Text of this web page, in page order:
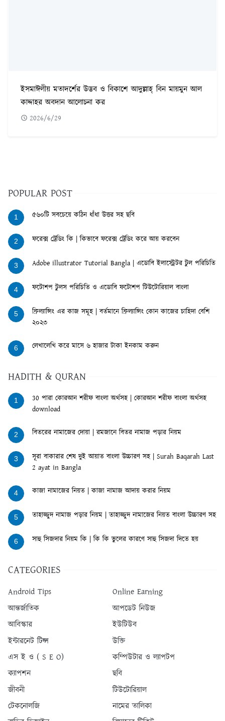
ইসমাঈলীয় মতাদর্শের উদ্ভব ও বিকাশে আদুল্লাহ্ বিন মায়মুন আল
কাদ্দাহর অবদান আলোচনা কর
2026/6/29
POPULAR POST
1 ৫৬০টি সবচেয়ে কঠিন ধাঁধা উত্তর সহ ছবি
2 ফরেক্স ট্রেডিং কি | কিভাবে ফরেক্স ট্রেডিং করে আয় করবেন
3 Adobe illustrator Tutorial Bangla | এডোবি ইলাস্ট্রেটর টুল পরিচিতি
4 ফটোশপ টুলস পরিচিতি ও এডোবি ফটোশপ টিউটোরিয়াল বাংলা
5
ফ্রিল্যান্সিং এর কাজ সমূহ | বর্তমানে ফ্রিল্যান্সিং কোন কাজের চাহিদা বেশি
২০২৩
6 লেখালেখি করে মাসে ৬ হাজার টাকা ইনকাম করুন
HADITH & QURAN
1
30 পারা কোরআন শরীফ বাংলা অর্থসহ | কোরআন শরীফ বাংলা অর্থসহ
download
2 বিতরের নামাজের দোয়া | রমজানে বিতর নামাজ পড়ার নিয়ম
3
সূরা বাকারার শেষ দুই আয়াত বাংলা উচ্চারণ সহ | Surah Baqarah Last
2 ayat in Bangla
4 কাজা নামাজের নিয়ত | কাজা নামাজ আদায় করার নিয়ম
5 তাহাজ্জুদ নামাজ পড়ার নিয়ম | তাহাজ্জুদ নামাজের নিয়ত বাংলা উচ্চারণ সহ
6 সাহু সিজদার নিয়ম কি | কি কি ভুলের কারণে সাহু সিজদা দিতে হয়
CATEGORIES
Android Tips
Online Earning
আন্তর্জাতিক
আপডেট নিউজ
আবিস্কার
ইউটিউব
ইন্টারনেট টিপ্স
উক্তি
এস ই ও ( S E O)
কম্পিউটার ও ল্যাপটপ
ক্যাপশন
ছবি
জীবনী
টিউটোরিয়াল
টেকনোলজি
নামের তালিকা